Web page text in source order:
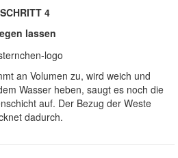
SCHRITT 4
lassen
an Volumen zu, wird weich und
Wasser heben, saugt es noch die
auf. Der Bezug der Weste
dadurch.